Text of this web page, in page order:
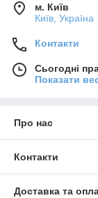
м. Київ
Київ, Україна
Контакти
Сьогодні
Показати
Про нас
Контакти
Доставка та